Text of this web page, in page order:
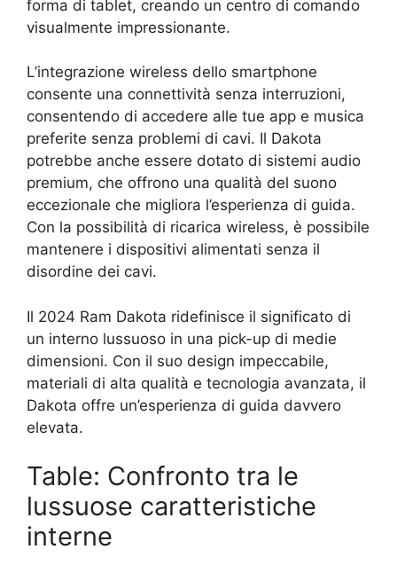
forma di tablet, creando un centro di comando
visualmente impressionante.
L’integrazione wireless dello smartphone
consente una connettività senza interruzioni,
consentendo di accedere alle tue app e musica
preferite senza problemi di cavi. Il Dakota
potrebbe anche essere dotato di sistemi audio
premium, che offrono una qualità del suono
eccezionale che migliora l’esperienza di guida.
Con la possibilità di ricarica wireless, è possibile
mantenere i dispositivi alimentati senza il
disordine dei cavi.
Il 2024 Ram Dakota ridefinisce il significato di
un interno lussuoso in una pick-up di medie
dimensioni. Con il suo design impeccabile,
materiali di alta qualità e tecnologia avanzata, il
Dakota offre un’esperienza di guida davvero
elevata.
Table: Confronto tra le
lussuose caratteristiche
interne